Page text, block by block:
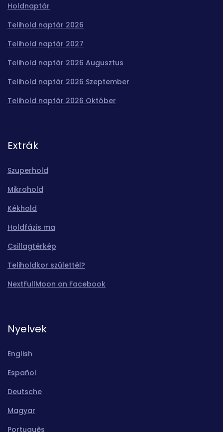
Holdnaptár
Telihold naptár 2026
Telihold naptár 2027
Telihold naptár 2026 Augusztus
Telihold naptár 2026 Szeptember
Telihold naptár 2026 Október
Extrák
Szuperhold
Mikrohold
Kékhold
Holdfázis ma
Csillagtérkép
Teliholdkor születtél?
NextFullMoon on Facebook
Nyelvek
English
Español
Deutsche
Magyar
Português